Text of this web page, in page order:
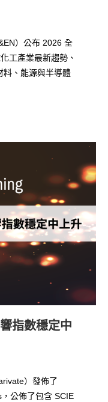
）公布 2026 全
工產業最新趨勢、
料、能源與半導體
指數穩定中
）發佈了
公佈了包含 SCIE